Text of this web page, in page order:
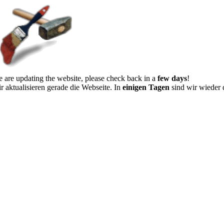
are updating the website, please check back in a few days!
aktualisieren gerade die Webseite. In einigen Tagen sind wir wieder